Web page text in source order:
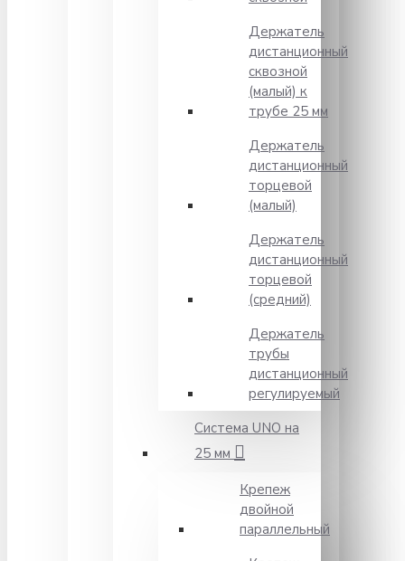
Держатель
дистанционный
сквозной
(малый) к
трубе 25 мм
Держатель
дистанционный
торцевой
(малый)
Держатель
дистанционный
торцевой
(средний)
Держатель
трубы
дистанционный
регулируемый
Система UNO на
25 мм
Крепеж
двойной
параллельный